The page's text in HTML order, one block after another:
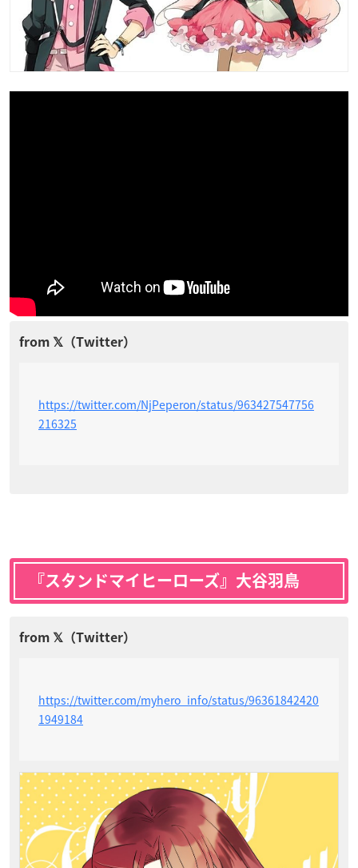
https://twitter.com/NjPeperon/status/963427547756
216325
『スタンドマイヒーローズ』大谷羽鳥
https://twitter.com/myhero_info/status/96361842420
1949184